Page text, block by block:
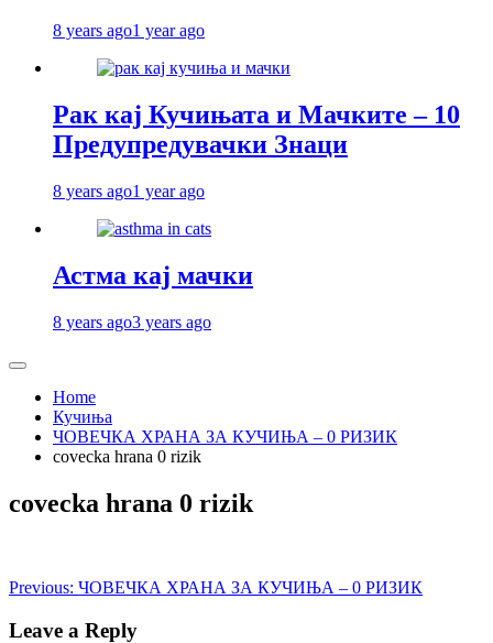
8 years ago1 year ago
Рак кај Кучињата и Мачките – 10
Предупредувачки Знаци
8 years ago1 year ago
Астма кај мачки
8 years ago3 years ago
Home
Кучиња
ЧОВЕЧКА ХРАНА ЗА КУЧИЊА – 0 РИЗИК
covecka hrana 0 rizik
covecka hrana 0 rizik
Post
navigation
Previous: ЧОВЕЧКА ХРАНА ЗА КУЧИЊА – 0 РИЗИК
Leave a Reply